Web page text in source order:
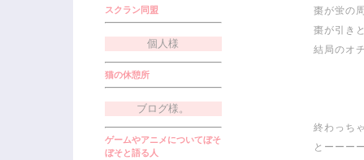
スクラン同盟
個人様
猫の休憩所
ブログ様。
ゲームやアニメについてぼそ
ぼそと語る人
棗が蛍の
棗が引き
結局のオ
終わっち
とーーー